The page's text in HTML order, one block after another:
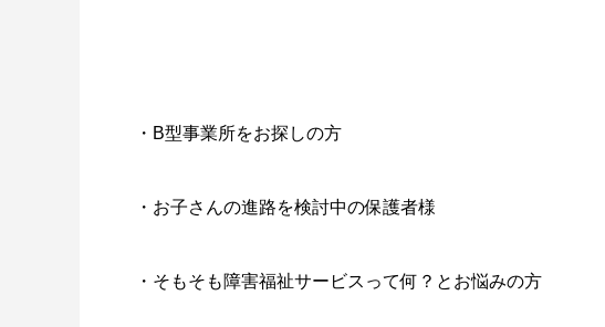
・B型事業所をお探しの方
・お子さんの進路を検討中の保護者様
・そもそも障害福祉サービスって何？とお悩みの方